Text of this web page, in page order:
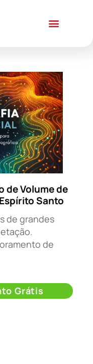
de Volume de
Santo
de grandes
de
Grátis